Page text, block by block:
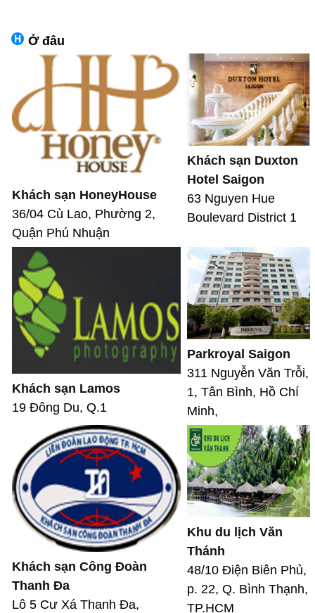
Ở đâu
Khách sạn HoneyHouse
36/04 Cù Lao, Phường 2,
Quận Phú Nhuận
Khách sạn Duxton
Hotel Saigon
63 Nguyen Hue
Boulevard District 1
Khách sạn Lamos
19 Đông Du, Q.1
Parkroyal Saigon
311 Nguyễn Văn Trỗi,
1, Tân Bình, Hồ Chí
Minh,
Khách sạn Công Đoàn
Thanh Đa
Lô 5 Cư Xá Thanh Đa,
Khu du lịch Văn
Thánh
48/10 Điện Biên Phủ,
p. 22, Q. Bình Thạnh,
TP.HCM